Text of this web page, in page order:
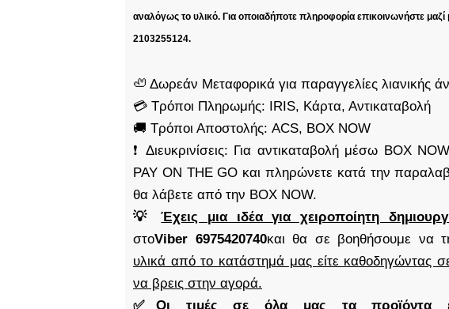
αναλόγως το υλικό. Για οποιαδήποτε πληροφορία επικοινωνήστε
2103255124.
🦥 Δωρεάν Μεταφορικά για παραγγελίες λιανικής
💳 Τρόποι Πληρωμής: IRIS, Κάρτα, Αντικαταβολή
🚚 Τρόποι Αποστολής: ACS, BOX NOW
❗ Διευκρινίσεις: Για αντικαταβολή μέσω BOX
PAY ON THE GO και πληρώνετε κατά την
θα λάβετε από την BOX NOW.
💡Έχεις μια ιδέα για χειροποίητη
στοViber 6975420740και θα σε βοηθήσουμε να
υλικά από το κατάστημά μας είτε καθοδηγώντας
να βρεις στην αγορά.
✅Οι τιμές σε όλα μας τα προϊόντα